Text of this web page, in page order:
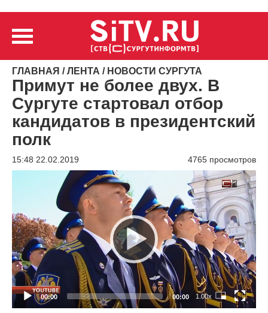
ГЛАВНАЯ /ЛЕНТА / НОВОСТИ СУРГУТА
Примут не более двух. В
Сургуте стартовал отбор
кандидатов в президентский
полк
15:48 22.02.2019 4765 просмотров
Видеоплеер
00:00 00:00 1.00x